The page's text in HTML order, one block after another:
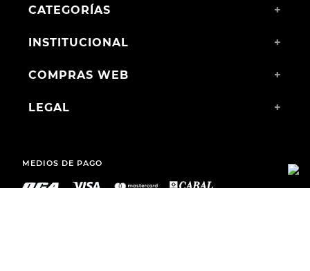
CATEGORÍAS +
INSTITUCIONAL +
COMPRAS WEB +
LEGAL +
MEDIOS DE PAGO